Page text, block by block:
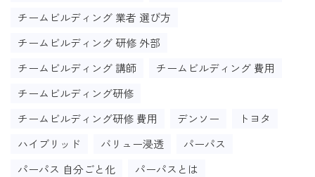
チームビルディング 業者 選び方
チームビルディング 研修 外部
チームビルディング 講師
チームビルディング 費用
チームビルディング研修
チームビルディング研修 費用
デンソー
トヨタ
ハイブリッド
バリュー浸透
パーパス
パーパス 自分ごと化
パーパスとは